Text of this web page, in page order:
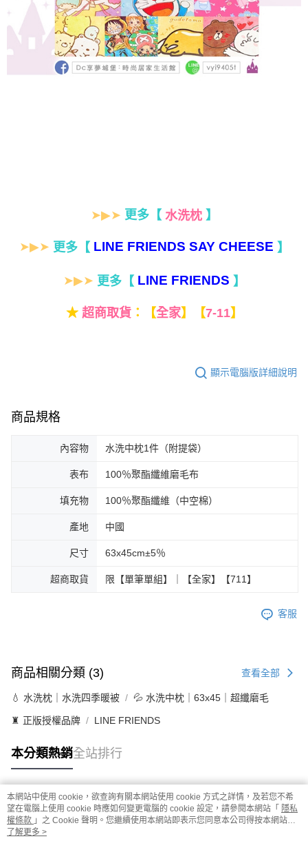
➤▶➤ 更多【 水洗枕 】
➤▶➤ 更多【LINE FRIENDS SAY CHEESE 】
➤▶➤ 更多【LINE FRIENDS 】
★ 超商取貨： 【全家】【7-11】
顯示電腦版詳細說明
商品規格
內容物 水洗中枕1件（附提袋）
表布 100％聚酯纖維磨毛布
填充物 100％聚酯纖維（中空棉）
產地 中國
尺寸 63x45cm±5％
超商取貨 限【單筆單組】｜【全家】【711】
客服
商品相關分類 (3) 查看全部
💧 水洗枕｜水洗四季暖被 💦 水洗中枕｜63x45｜超纖磨毛
♜ 正版授權品牌 LINE FRIENDS
本分類熱銷全站排行
熱門標籤
本網站中使用 cookie，欲查詢有關本網站使用 cookie 方式之詳情，及若您不希
望在電腦上使用 cookie 時應如何變更電腦的 cookie 設定，請參閱本網站「 隱私
權條款 」之 Cookie 聲明。您繼續使用本網站即表示您同意本公司得按本網站使
用條款之 Cookie 聲明使用 cookie。
了解更多 >